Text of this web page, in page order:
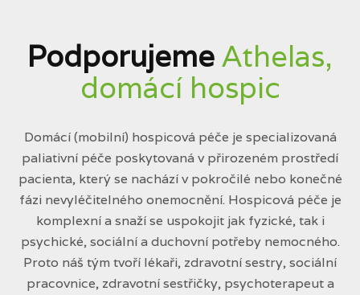
PodporujemeAthelas,
domácí hospic
Domácí (mobilní) hospicová péče je specializovaná
paliativní péče poskytovaná v přirozeném prostředí
pacienta, který se nachází v pokročilé nebo konečné
fázi nevyléčitelného onemocnění. Hospicová péče je
komplexní a snaží se uspokojit jak fyzické, tak i
psychické, sociální a duchovní potřeby nemocného.
Proto náš tým tvoří lékaři, zdravotní sestry, sociální
pracovnice, zdravotní sestřičky, psychoterapeut a